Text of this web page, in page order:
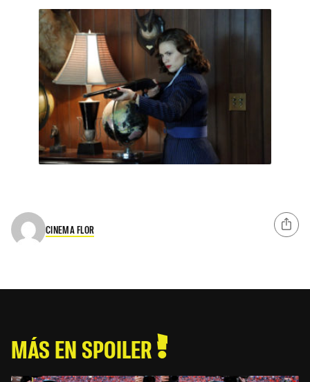
CINEMA FLOR
MÁS EN SPOILER